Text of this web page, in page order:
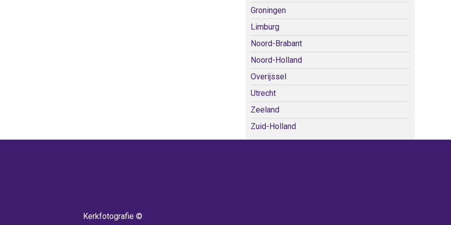
Groningen
Limburg
Noord-Brabant
Noord-Holland
Overijssel
Utrecht
Zeeland
Zuid-Holland
Kerkfotografie ©